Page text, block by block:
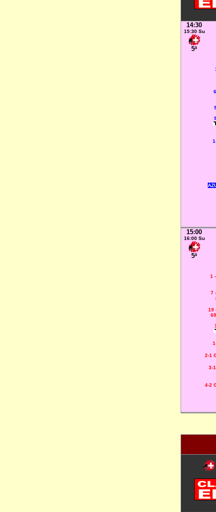
14:30
15:30 Su
5ª
15:00
16:00 Su
5ª
1
7
19
2-1
3-
4-2